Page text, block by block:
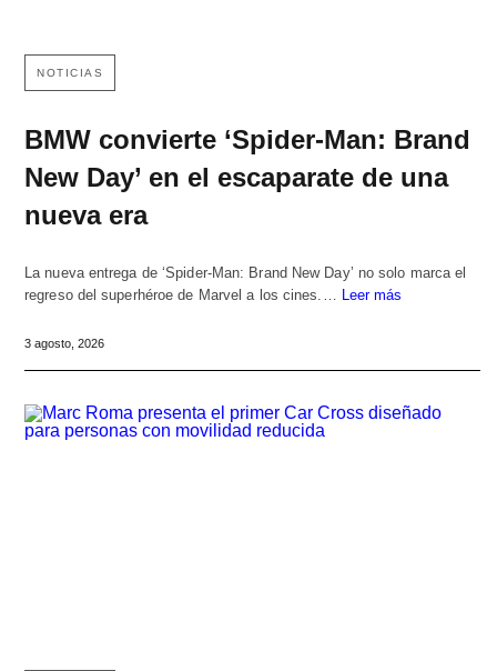
NOTICIAS
BMW convierte ‘Spider-Man: Brand
New Day’ en el escaparate de una
nueva era
La nueva entrega de ‘Spider-Man: Brand New Day’ no solo marca el
regreso del superhéroe de Marvel a los cines.… Leer más
3 agosto, 2026